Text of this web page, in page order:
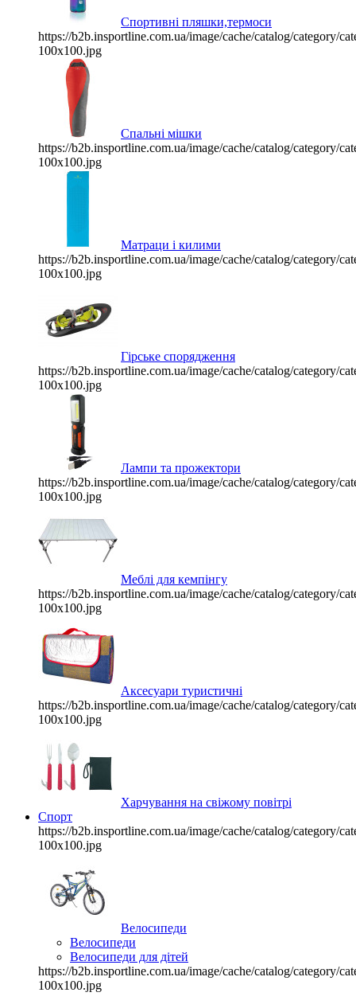
Спортивні пляшки,термоси
https://b2b.insportline.com.ua/image/cache/catalog/category/
100x100.jpg
Спальні мішки
https://b2b.insportline.com.ua/image/cache/catalog/category/
100x100.jpg
Матраци і килими
https://b2b.insportline.com.ua/image/cache/catalog/category/
100x100.jpg
Гірське спорядження
https://b2b.insportline.com.ua/image/cache/catalog/category/
100x100.jpg
Лампи та прожектори
https://b2b.insportline.com.ua/image/cache/catalog/category/
100x100.jpg
Меблі для кемпінгу
https://b2b.insportline.com.ua/image/cache/catalog/category/
100x100.jpg
Аксесуари туристичні
https://b2b.insportline.com.ua/image/cache/catalog/category/
100x100.jpg
Харчування на свіжому повітрі
Спорт
https://b2b.insportline.com.ua/image/cache/catalog/category/
100x100.jpg
Велосипеди
Велосипеди
Велосипеди для дітей
https://b2b.insportline.com.ua/image/cache/catalog/category/
100x100.jpg